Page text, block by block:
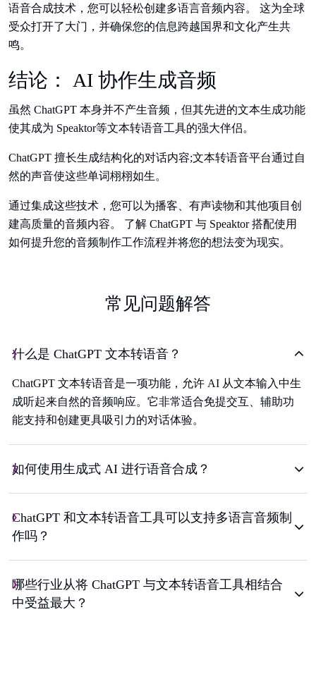
语音合成技术，您可以轻松创建多语言音频内容。 这为全球
受众打开了大门，并确保您的信息跨越国界和文化产生共
鸣。
结论： AI 协作生成音频
虽然 ChatGPT 本身并不产生音频，但其先进的文本生成功能
使其成为 Speaktor等文本转语音工具的强大伴侣。
ChatGPT 擅长生成结构化的对话内容;文本转语音平台通过自
然的声音使这些单词栩栩如生。
通过集成这些技术，您可以为播客、有声读物和其他项目创
建高质量的音频内容。 了解 ChatGPT 与 Speaktor 搭配使用
如何提升您的音频制作工作流程并将您的想法变为现实。
常见问题解答
什么是 ChatGPT 文本转语音？
ChatGPT 文本转语音是一项功能，允许 AI 从文本输入中生
成听起来自然的音频响应。它非常适合免提交互、辅助功
能支持和创建更具吸引力的对话体验。
如何使用生成式 AI 进行语音合成？
ChatGPT 和文本转语音工具可以支持多语言音频制
作吗？
哪些行业从将 ChatGPT 与文本转语音工具相结合
中受益最大？